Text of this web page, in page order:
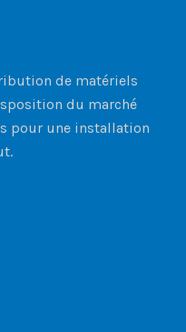
de matériels
du marché
pour une installation